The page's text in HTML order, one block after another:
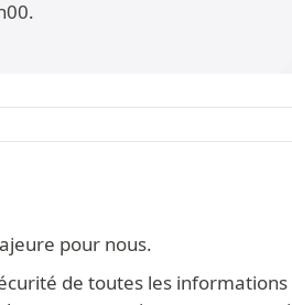
pour nous.
de toutes les